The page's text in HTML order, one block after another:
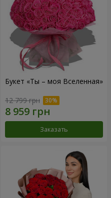
Букет «Ты – моя Вселенная»
12 799 грн
Заказать